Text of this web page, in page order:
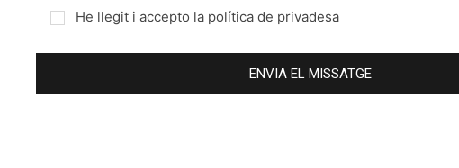
He llegit i accepto la política de privadesa